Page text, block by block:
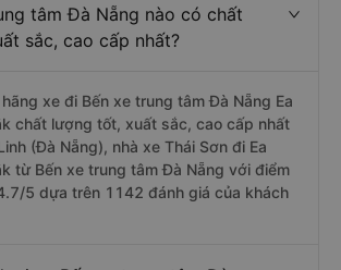
tâm Đà Nẵng nào có chất
sắc, cao cấp nhất?
xe đi Bến xe trung tâm Đà Nẵng Ea
chất lượng tốt, xuất sắc, cao cấp nhất
(Đà Nẵng), nhà xe Thái Sơn đi Ea
từ Bến xe trung tâm Đà Nẵng với điểm
5 dựa trên 1142 đánh giá của khách